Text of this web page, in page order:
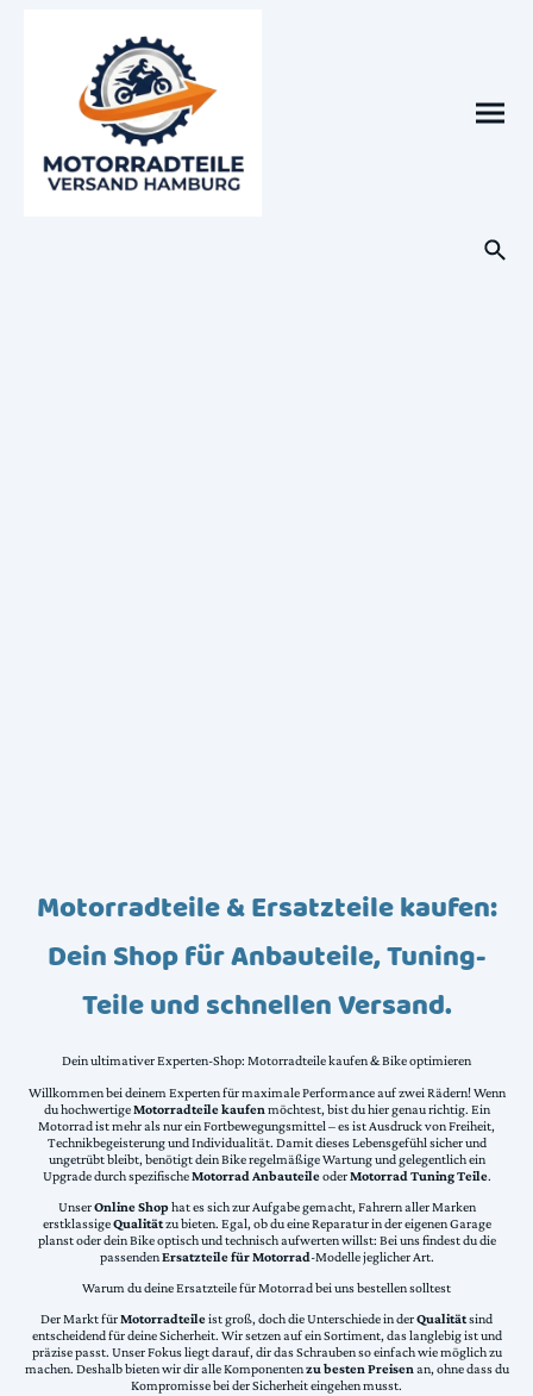
Motorradteile & Ersatzteile kaufen:
Dein Shop für Anbauteile, Tuning-
Teile und schnellen Versand.
Dein ultimativer Experten-Shop: Motorradteile kaufen & Bike optimieren
Willkommen bei deinem Experten für maximale Performance auf zwei Rädern! Wenn
du hochwertigeMotorradteile kaufen möchtest, bist du hier genau richtig. Ein
Motorrad ist mehr als nur ein Fortbewegungsmittel – es ist Ausdruck von Freiheit,
Technikbegeisterung und Individualität. Damit dieses Lebensgefühl sicher und
ungetrübt bleibt, benötigt dein Bike regelmäßige Wartung und gelegentlich ein
Upgrade durch spezifischeMotorrad AnbauteileoderMotorrad Tuning Teile.
UnserOnline Shophat es sich zur Aufgabe gemacht, Fahrern aller Marken
erstklassigeQualitätzu bieten. Egal, ob du eine Reparatur in der eigenen Garage
planst oder dein Bike optisch und technisch aufwerten willst: Bei uns findest du die
passendenErsatzteile für Motorrad-Modelle jeglicher Art.
Warum du deine Ersatzteile für Motorrad bei uns bestellen solltest
Der Markt fürMotorradteileist groß, doch die Unterschiede in derQualitätsind
entscheidend für deine Sicherheit. Wir setzen auf ein Sortiment, das langlebig ist und
präzise passt. Unser Fokus liegt darauf, dir das Schrauben so einfach wie möglich zu
machen. Deshalb bieten wir dir alle Komponentenzu besten Preisenan, ohne dass du
Kompromisse bei der Sicherheit eingehen musst.